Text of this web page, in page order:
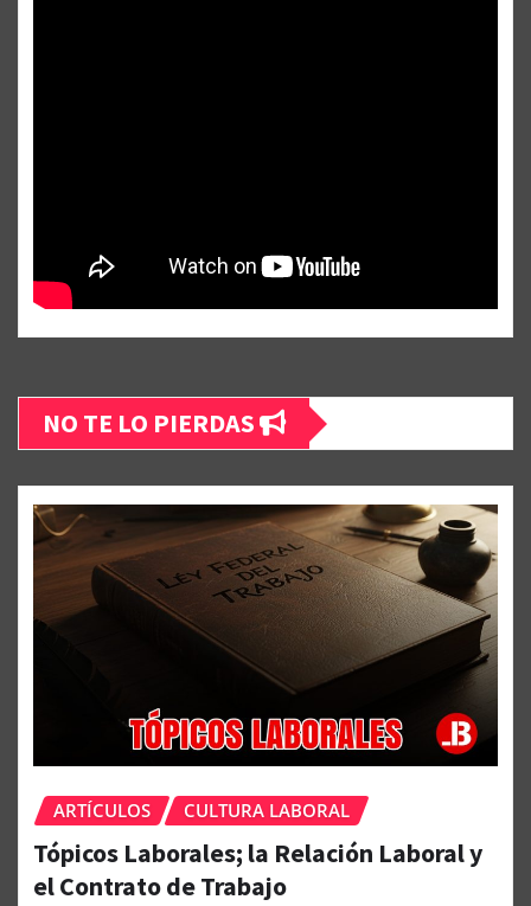
NO TE LO PIERDAS
ARTÍCULOS CULTURA LABORAL
Tópicos Laborales; la Relación Laboral y
el Contrato de Trabajo